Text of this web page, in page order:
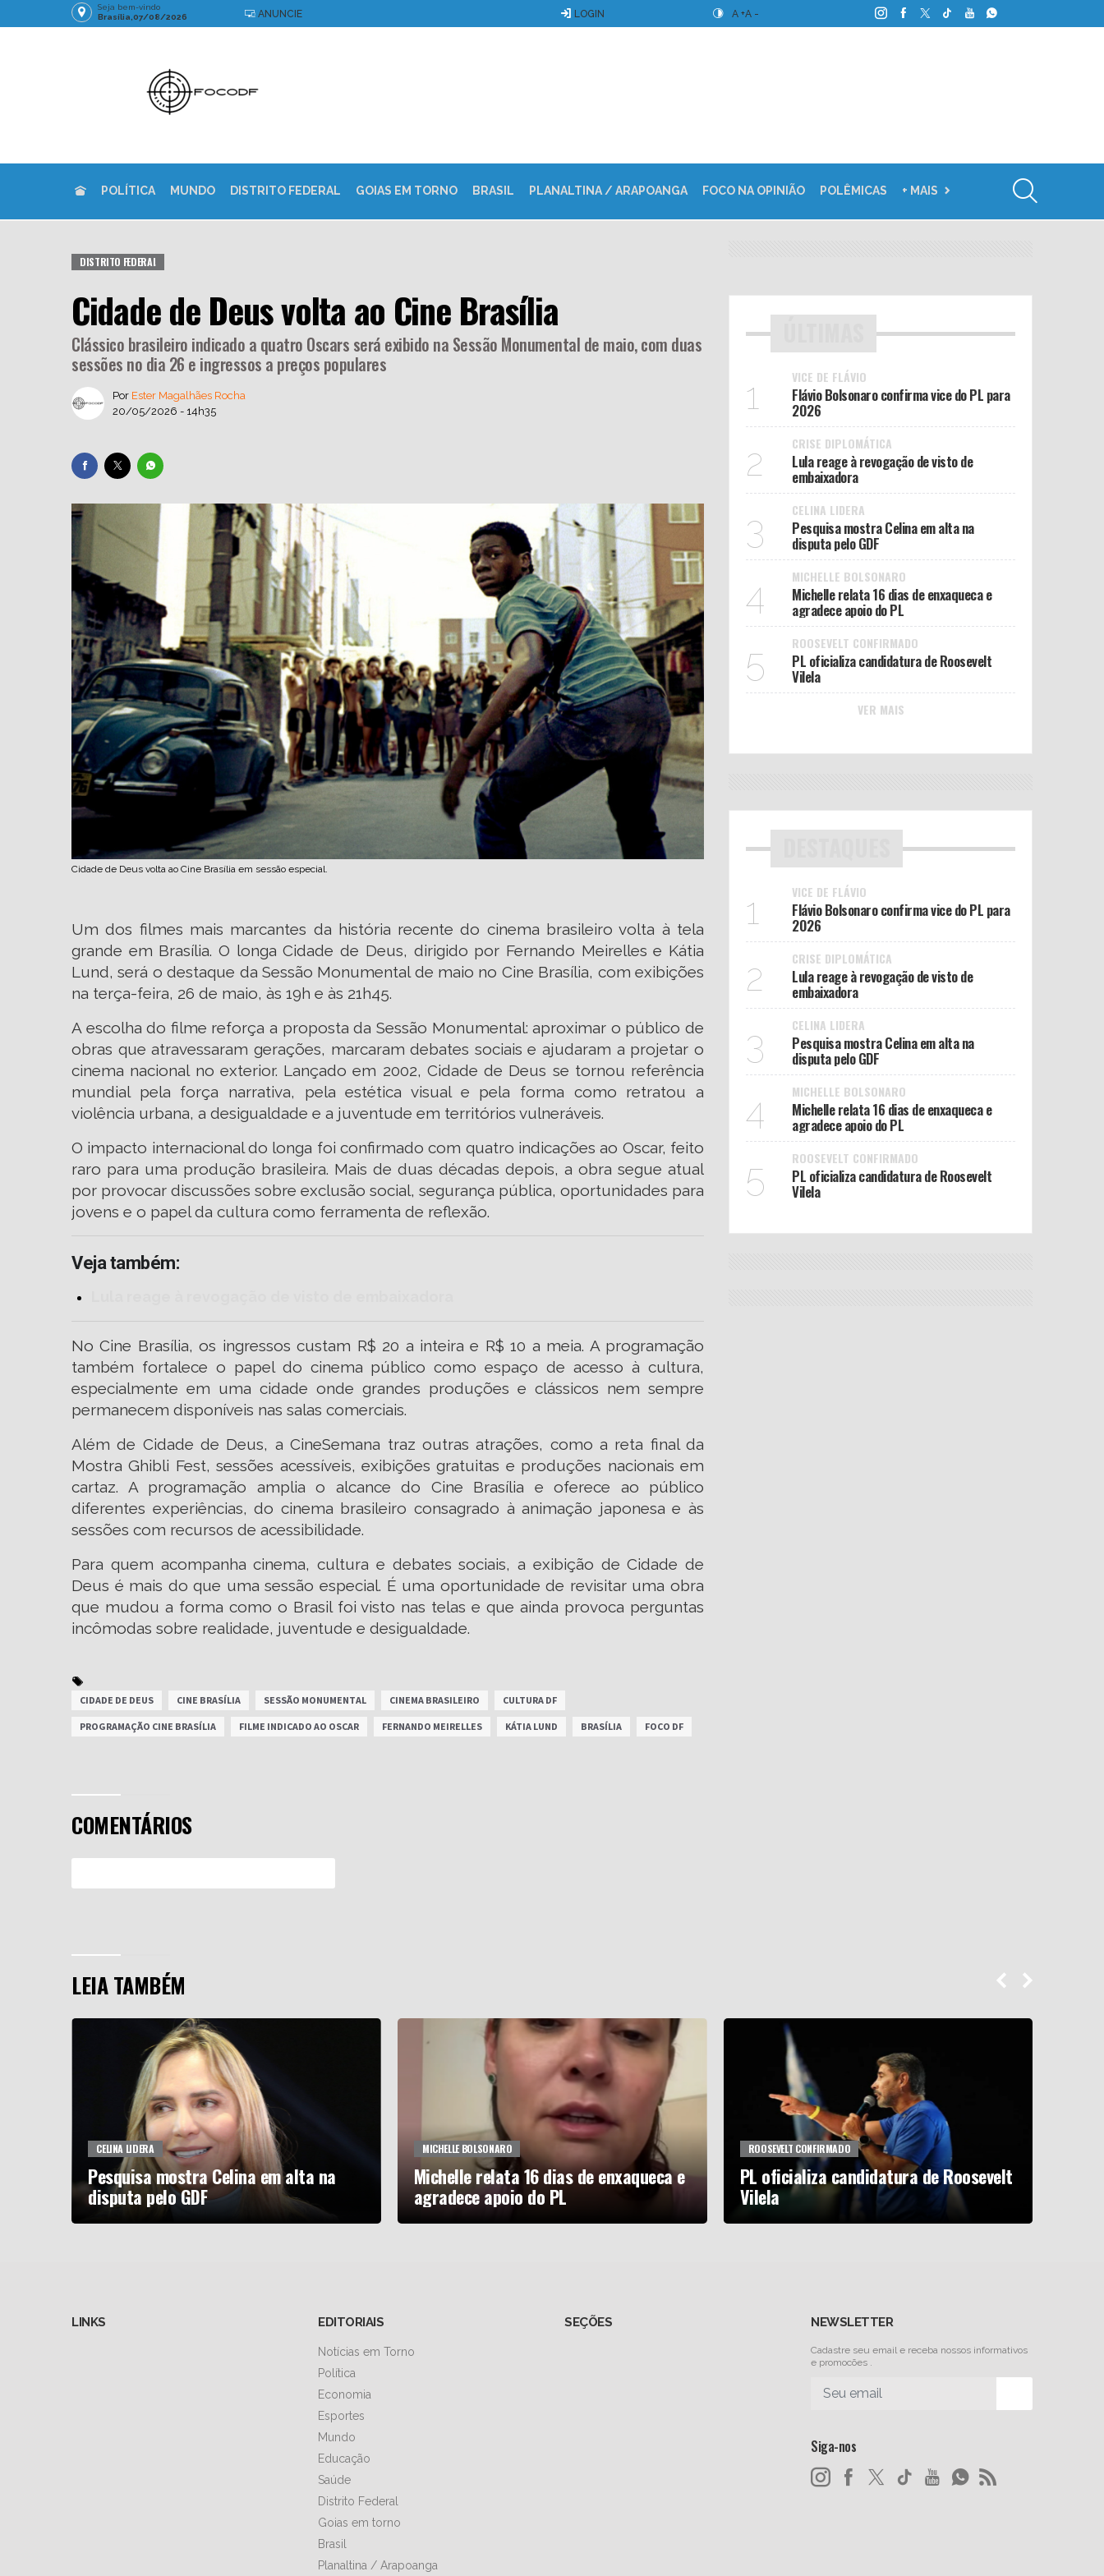
Seja bem-vindo
Brasília,07/08/2026
ANUNCIE LOGIN A +A -
POLÍTICA MUNDO DISTRITO FEDERAL GOIAS EM TORNO BRASIL PLANALTINA / ARAPOANGA FOCO NA OPINIÃO POLÊMICAS + MAIS
DISTRITO FEDERAL
Cidade de Deus volta ao Cine Brasília
Clássico brasileiro indicado a quatro Oscars será exibido na Sessão Monumental de maio, com duas
sessões no dia 26 e ingressos a preços populares
Por Ester Magalhães Rocha
20/05/2026 - 14h35
Cidade de Deus volta ao Cine Brasília em sessão especial.
Um dos filmes mais marcantes da história recente do cinema brasileiro volta à tela
grande em Brasília. O longa Cidade de Deus, dirigido por Fernando Meirelles e Kátia
Lund, será o destaque da Sessão Monumental de maio no Cine Brasília, com exibições
na terça-feira, 26 de maio, às 19h e às 21h45.
A escolha do filme reforça a proposta da Sessão Monumental: aproximar o público de
obras que atravessaram gerações, marcaram debates sociais e ajudaram a projetar o
cinema nacional no exterior. Lançado em 2002, Cidade de Deus se tornou referência
mundial pela força narrativa, pela estética visual e pela forma como retratou a
violência urbana, a desigualdade e a juventude em territórios vulneráveis.
O impacto internacional do longa foi confirmado com quatro indicações ao Oscar, feito
raro para uma produção brasileira. Mais de duas décadas depois, a obra segue atual
por provocar discussões sobre exclusão social, segurança pública, oportunidades para
jovens e o papel da cultura como ferramenta de reflexão.
Veja também:
No Cine Brasília, os ingressos custam R$ 20 a inteira e R$ 10 a meia. A programação
também fortalece o papel do cinema público como espaço de acesso à cultura,
especialmente em uma cidade onde grandes produções e clássicos nem sempre
permanecem disponíveis nas salas comerciais.
Além de Cidade de Deus, a CineSemana traz outras atrações, como a reta final da
Mostra Ghibli Fest, sessões acessíveis, exibições gratuitas e produções nacionais em
cartaz. A programação amplia o alcance do Cine Brasília e oferece ao público
diferentes experiências, do cinema brasileiro consagrado à animação japonesa e às
sessões com recursos de acessibilidade.
Para quem acompanha cinema, cultura e debates sociais, a exibição de Cidade de
Deus é mais do que uma sessão especial. É uma oportunidade de revisitar uma obra
que mudou a forma como o Brasil foi visto nas telas e que ainda provoca perguntas
incômodas sobre realidade, juventude e desigualdade.
CIDADE DE DEUS CINE BRASÍLIA SESSÃO MONUMENTAL CINEMA BRASILEIRO CULTURA DF
PROGRAMAÇÃO CINE BRASÍLIA FILME INDICADO AO OSCAR FERNANDO MEIRELLES KÁTIA LUND BRASÍLIA FOCO DF
COMENTÁRIOS
1 VICE DE FLÁVIO
Flávio Bolsonaro confirma vice do PL para
2026
2 CRISE DIPLOMÁTICA
Lula reage à revogação de visto de
embaixadora
3 CELINA LIDERA
Pesquisa mostra Celina em alta na
disputa pelo GDF
4 MICHELLE BOLSONARO
Michelle relata 16 dias de enxaqueca e
agradece apoio do PL
5 ROOSEVELT CONFIRMADO
PL oficializa candidatura de Roosevelt
Vilela
VER MAIS
1 VICE DE FLÁVIO
Flávio Bolsonaro confirma vice do PL para
2026
2 CRISE DIPLOMÁTICA
Lula reage à revogação de visto de
embaixadora
3 CELINA LIDERA
Pesquisa mostra Celina em alta na
disputa pelo GDF
4 MICHELLE BOLSONARO
Michelle relata 16 dias de enxaqueca e
agradece apoio do PL
5 ROOSEVELT CONFIRMADO
PL oficializa candidatura de Roosevelt
Vilela
LEIA TAMBÉM
CELINA LIDERA
Pesquisa mostra Celina em alta na
disputa pelo GDF
MICHELLE BOLSONARO
Michelle relata 16 dias de enxaqueca e
agradece apoio do PL
ROOSEVELT CONFIRMADO
PL oficializa candidatura de Roosevelt
Vilela
LINKS EDITORIAIS
Notícias em Torno
Política
Economia
Esportes
Mundo
Educação
Saúde
Distrito Federal
Goias em torno
Brasil
Planaltina / Arapoanga
SEÇÕES NEWSLETTER
Cadastre seu email e receba nossos informativos
e promocões .
Siga-nos